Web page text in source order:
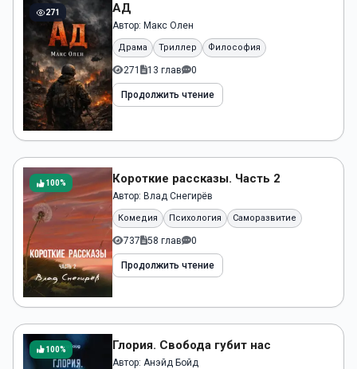
271 АД
Автор: Макс Олен
Драма Триллер Философия
271 13 глав 0
Продолжить чтение
100% Короткие рассказы. Часть 2
Автор: Влад Снегирёв
Комедия Психология Саморазвитие
737 58 глав 0
Продолжить чтение
100% Глория. Свобода губит нас
Автор: Анэйд Бойд